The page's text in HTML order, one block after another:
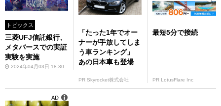
トピックス
三菱UFJ信託銀行、
メタバースでの実証
実験を実施
2024年04月03日 18:30
「たった1年でオー
ナーが手放してしま
う車ランキング」
あの日本車も登場
PR Skyrocket株式会社
最短5分で接続
PR LotusFlare Inc
AD